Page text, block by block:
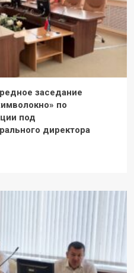
заседание
по
под
директора